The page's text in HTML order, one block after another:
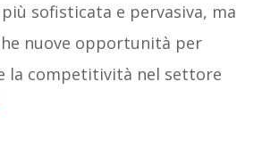
sofisticata e pervasiva, ma
nuove opportunità per
la competitività nel settore